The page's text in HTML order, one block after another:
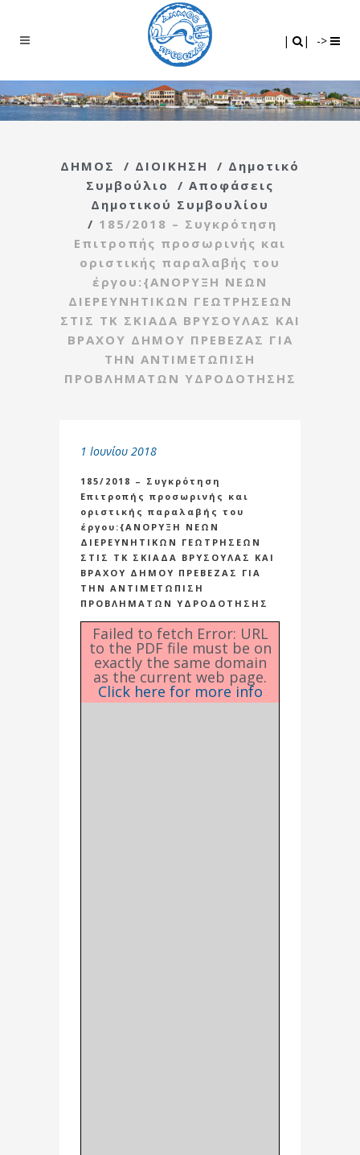
| | ->
ΔΗΜΟΣ / ΔΙΟΙΚΗΣΗ / Δημοτικό
Συμβούλιο
/ Αποφάσεις
Δημοτικού Συμβουλίου
/ 185/2018 – Συγκρότηση
Επιτροπής προσωρινής και
οριστικής παραλαβής του
έργου:{ΑΝΟΡΥΞΗ ΝΕΩΝ
ΔΙΕΡΕΥΝΗΤΙΚΩΝ ΓΕΩΤΡΗΣΕΩΝ
ΣΤΙΣ ΤΚ ΣΚΙΑΔΑ ΒΡΥΣΟΥΛΑΣ ΚΑΙ
ΒΡΑΧΟΥ ΔΗΜΟΥ ΠΡΕΒΕΖΑΣ ΓΙΑ
ΤΗΝ ΑΝΤΙΜΕΤΩΠΙΣΗ
ΠΡΟΒΛΗΜΑΤΩΝ ΥΔΡΟΔΟΤΗΣΗΣ
1 Ιουνίου 2018
185/2018 – Συγκρότηση
Επιτροπής προσωρινής και
οριστικής παραλαβής του
έργου:{ΑΝΟΡΥΞΗ ΝΕΩΝ
ΔΙΕΡΕΥΝΗΤΙΚΩΝ ΓΕΩΤΡΗΣΕΩΝ
ΣΤΙΣ ΤΚ ΣΚΙΑΔΑ ΒΡΥΣΟΥΛΑΣ ΚΑΙ
ΒΡΑΧΟΥ ΔΗΜΟΥ ΠΡΕΒΕΖΑΣ ΓΙΑ
ΤΗΝ ΑΝΤΙΜΕΤΩΠΙΣΗ
ΠΡΟΒΛΗΜΑΤΩΝ ΥΔΡΟΔΟΤΗΣΗΣ
Failed to fetch Error: URL
to the PDF file must be on
exactly the same domain
as the current web page.
Click here for more info